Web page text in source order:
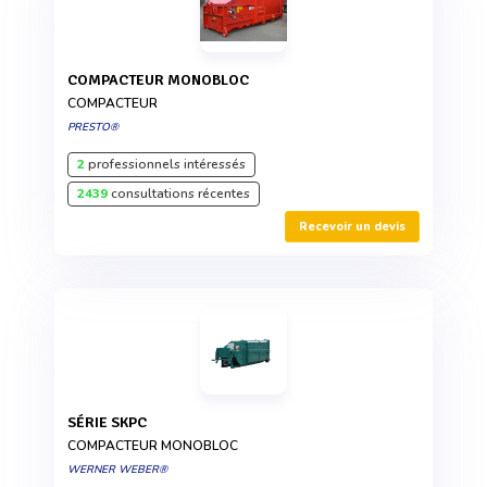
COMPACTEUR MONOBLOC
COMPACTEUR
PRESTO®
2professionnels intéressés
2439consultations récentes
Recevoir un devis
SÉRIE SKPC
COMPACTEUR MONOBLOC
WERNER WEBER®